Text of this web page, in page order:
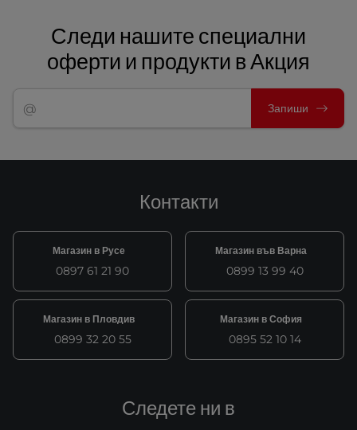
Следи нашите специални
оферти и продукти в Акция
Запиши
Контакти
Магазин в Русе
0897 61 21 90
Магазин във Варна
0899 13 99 40
Магазин в Пловдив
0899 32 20 55
Магазин в София
0895 52 10 14
Следете ни в